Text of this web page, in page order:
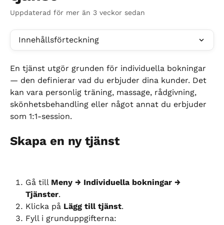
Uppdaterad för mer än 3 veckor sedan
Innehållsförteckning
En tjänst utgör grunden för individuella bokningar
— den definierar vad du erbjuder dina kunder. Det
kan vara personlig träning, massage, rådgivning,
skönhetsbehandling eller något annat du erbjuder
som 1:1-session.
Skapa en ny tjänst
Gå till Meny → Individuella bokningar →
Tjänster.
Klicka på Lägg till tjänst.
Fyll i grunduppgifterna: